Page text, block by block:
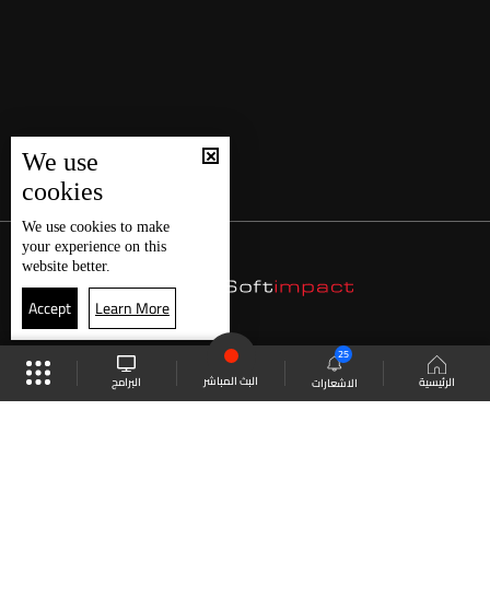
الرئيسية الاشعارات
25
البث المباشر البرامج
We use
cookies
We use cookies to make
your experience on this
website better.
Accept Learn More
موقع البرامج الجدول البث المباشر